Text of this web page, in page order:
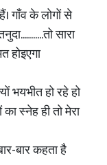
गाँव के लोगों से
सारा
होइएगा
भयभीत हो रहे हो
का स्नेह ही तो मेरा
बार कहता है